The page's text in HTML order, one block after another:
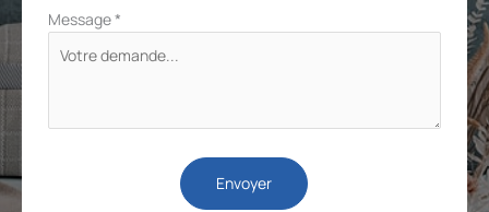
Message*
Envoyer